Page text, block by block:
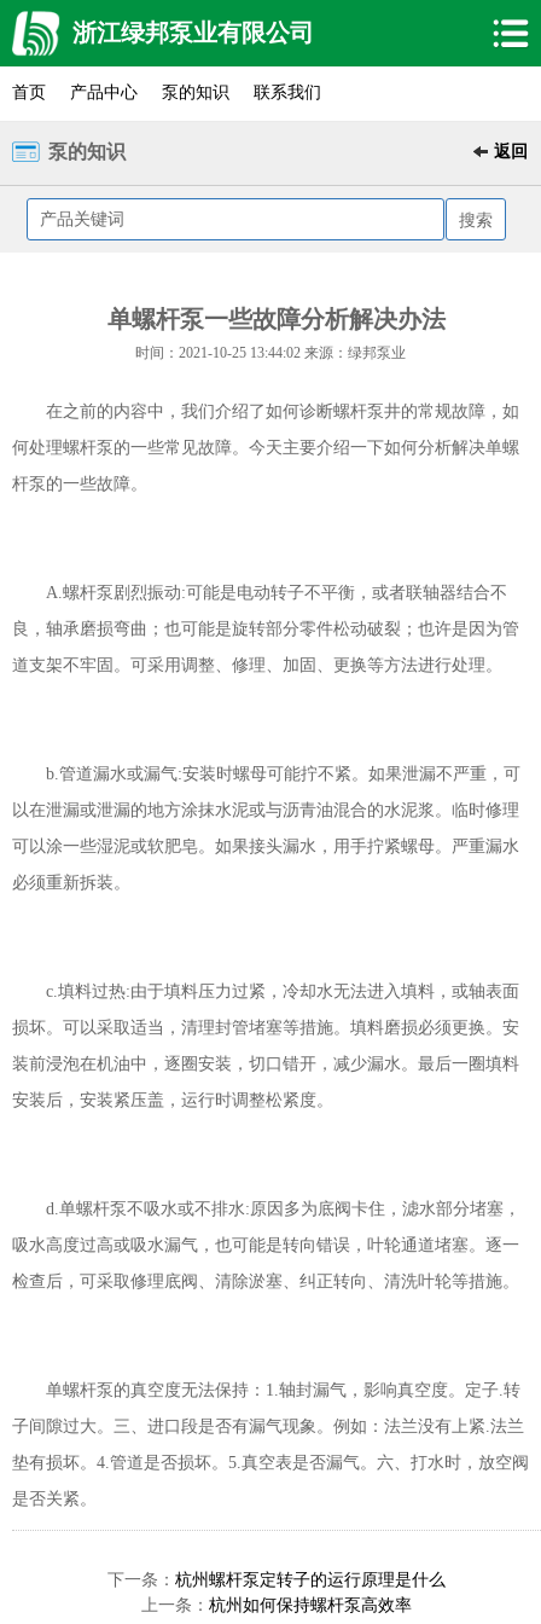
浙江绿邦泵业有限公司
首页 产品中心 泵的知识 联系我们
泵的知识 返回
单螺杆泵一些故障分析解决办法
时间：2021-10-25 13:44:02 来源：绿邦泵业
在之前的内容中，我们介绍了如何诊断螺杆泵井的常规故障，如
何处理螺杆泵的一些常见故障。今天主要介绍一下如何分析解决单螺
杆泵的一些故障。
A.螺杆泵剧烈振动:可能是电动转子不平衡，或者联轴器结合不
良，轴承磨损弯曲；也可能是旋转部分零件松动破裂；也许是因为管
道支架不牢固。可采用调整、修理、加固、更换等方法进行处理。
b.管道漏水或漏气:安装时螺母可能拧不紧。如果泄漏不严重，可
以在泄漏或泄漏的地方涂抹水泥或与沥青油混合的水泥浆。临时修理
可以涂一些湿泥或软肥皂。如果接头漏水，用手拧紧螺母。严重漏水
必须重新拆装。
c.填料过热:由于填料压力过紧，冷却水无法进入填料，或轴表面
损坏。可以采取适当，清理封管堵塞等措施。填料磨损必须更换。安
装前浸泡在机油中，逐圈安装，切口错开，减少漏水。最后一圈填料
安装后，安装紧压盖，运行时调整松紧度。
d.单螺杆泵不吸水或不排水:原因多为底阀卡住，滤水部分堵塞，
吸水高度过高或吸水漏气，也可能是转向错误，叶轮通道堵塞。逐一
检查后，可采取修理底阀、清除淤塞、纠正转向、清洗叶轮等措施。
单螺杆泵的真空度无法保持：1.轴封漏气，影响真空度。定子.转
子间隙过大。三、进口段是否有漏气现象。例如：法兰没有上紧.法兰
垫有损坏。4.管道是否损坏。5.真空表是否漏气。六、打水时，放空阀
是否关紧。
下一条： 杭州螺杆泵定转子的运行原理是什么
上一条： 杭州如何保持螺杆泵高效率